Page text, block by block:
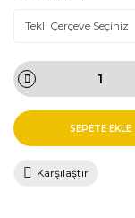
SEPETE EKLE
Karşılaştır